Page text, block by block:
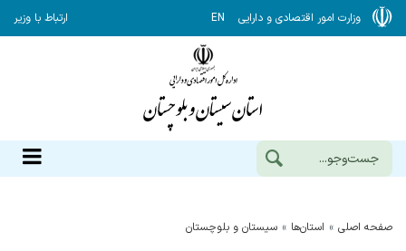
وزارت امور اقتصادی و دارایی EN ارتباط با وزیر
صفحه اصلی استان‌ها سيستان و بلوچستان